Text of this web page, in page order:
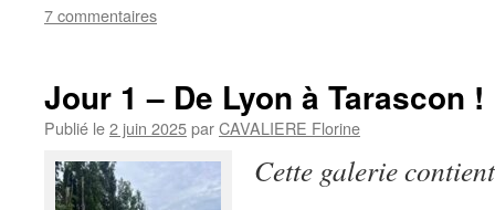
7 commentaires
Jour 1 – De Lyon à Tarascon !
Publié le2 juin 2025parCAVALIERE Florine
Cette galerie